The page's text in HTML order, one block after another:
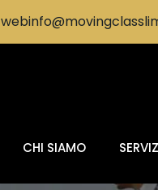
CHI SIAMO